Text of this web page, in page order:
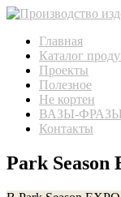
Пропустить
Пропустить
Главная
Каталог
Проекты
Полезное
Не кортен
ВАЗЫ-ФРАЗЫ
Контакты
Park Season